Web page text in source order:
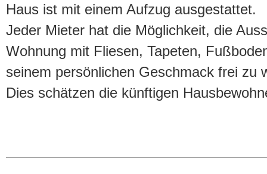
Haus ist mit einem Aufzug ausgestattet.
Jeder Mieter hat die Möglichkeit, die
Wohnung mit Fliesen, Tapeten,
seinem persönlichen Geschmack frei zu
Dies schätzen die künftigen